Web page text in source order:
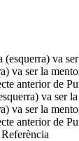
va ser
va ser la
anterior de